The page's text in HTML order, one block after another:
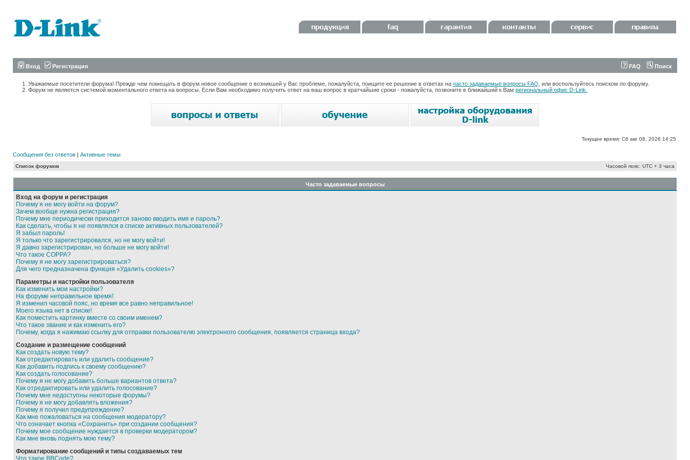
Вход Регистрация FAQ Поиск
Уважаемые посетители форума! Прежде чем помещать в форум новое сообщение о возникшей у Вас проблеме, пожалуйста, поищите ее решение в ответах на часто задаваемые вопросы FAQ , или воспользуйтесь поиском по форуму.
Форум не является системой моментального ответа на вопросы. Если Вам необходимо получить ответ на ваш вопрос в кратчайшие сроки - пожалуйста, позвоните в ближайший к Вам региональный офис D-Link.
Текущее время: Сб авг 08, 2026 14:25
Сообщения без ответов | Активные темы
Список форумов Часовой пояс: UTC + 3 часа
Часто задаваемые вопросы
Вход на форум и регистрация
Почему я не могу войти на форум?
Зачем вообще нужна регистрация?
Почему мне периодически приходится заново вводить имя и пароль?
Как сделать, чтобы я не появлялся в списке активных пользователей?
Я забыл пароль!
Я только что зарегистрировался, но не могу войти!
Я давно зарегистрирован, но больше не могу войти!
Что такое COPPA?
Почему я не могу зарегистрироваться?
Для чего предназначена функция «Удалить cookies»?
Параметры и настройки пользователя
Как изменить мои настройки?
На форуме неправильное время!
Я изменил часовой пояс, но время все равно неправильное!
Моего языка нет в списке!
Как поместить картинку вместе со своим именем?
Что такое звание и как изменить его?
Почему, когда я нажимаю ссылку для отправки пользователю электронного сообщения, появляется страница входа?
Создание и размещение сообщений
Как создать новую тему?
Как отредактировать или удалить сообщение?
Как добавить подпись к своему сообщению?
Как создать голосование?
Почему я не могу добавить больше вариантов ответа?
Как отредактировать или удалить голосование?
Почему мне недоступны некоторые форумы?
Почему я не могу добавлять вложения?
Почему я получил предупреждение?
Как мне пожаловаться на сообщения модератору?
Что означает кнопка «Сохранить» при создании сообщения?
Почему мое сообщение нуждается в проверки модератором?
Как мне вновь поднять мою тему?
Форматирование сообщений и типы создаваемых тем
Что такое BBCode?